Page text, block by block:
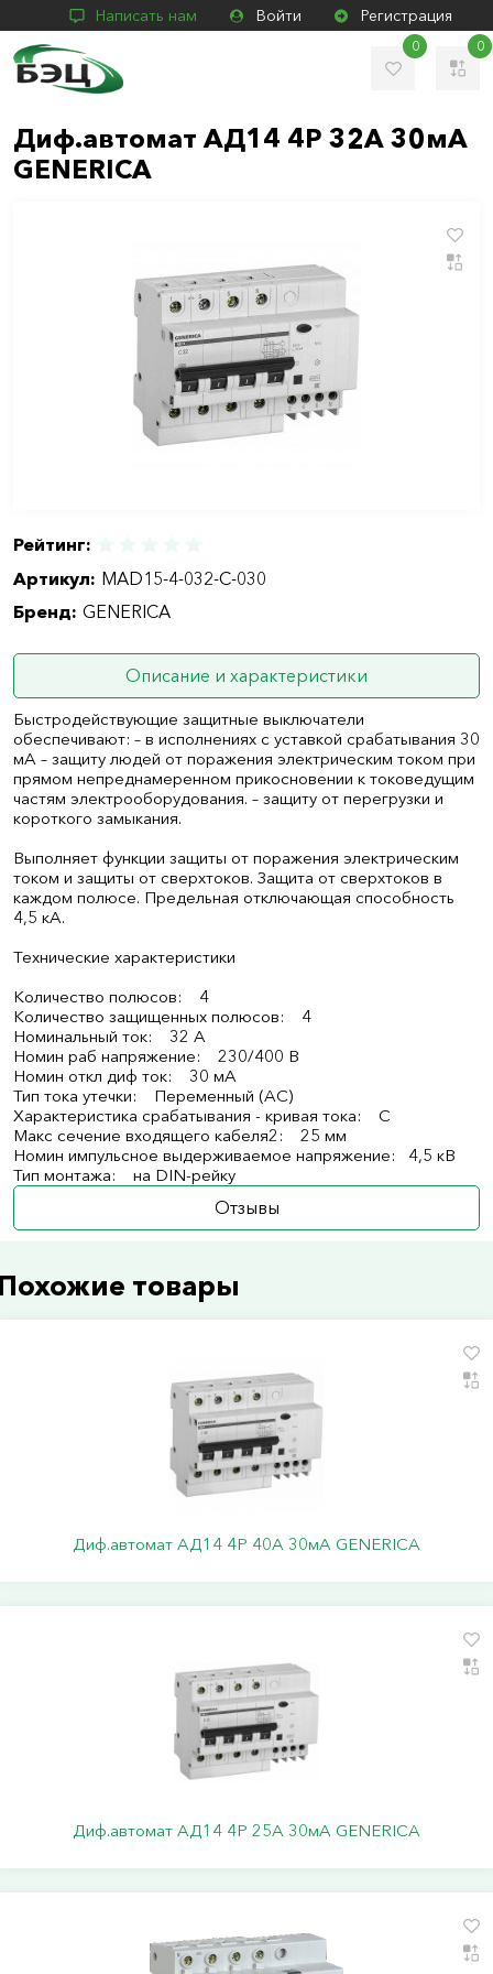
Написать нам Войти Регистрация
0 0
Диф.автомат АД14 4Р 32А 30мА
GENERICA
Рейтинг:
Артикул: MAD15-4-032-C-030
Бренд: GENERICA
Описание и характеристики
Быстродействующие защитные выключатели
обеспечивают: – в исполнениях с уставкой срабатывания 30
мА – защиту людей от поражения электрическим током при
прямом непреднамеренном прикосновении к токоведущим
частям электрооборудования. – защиту от перегрузки и
короткого замыкания.
Выполняет функции защиты от поражения электрическим
током и защиты от сверхтоков. Защита от сверхтоков в
каждом полюсе. Предельная отключающая способность
4,5 кА.
Технические характеристики
Количество полюсов: 4
Количество защищенных полюсов: 4
Номинальный ток: 32 А
Номин раб напряжение: 230/400 В
Номин откл диф ток: 30 мА
Тип тока утечки: Переменный (AC)
Характеристика срабатывания - кривая тока: C
Макс сечение входящего кабеля2: 25 мм
Номин импульсное выдерживаемое напряжение: 4,5 кВ
Тип монтажа: на DIN-рейку
Отзывы
товары
Диф.автомат АД14 4Р 40А 30мА GENERICA
Диф.автомат АД14 4Р 25А 30мА GENERICA